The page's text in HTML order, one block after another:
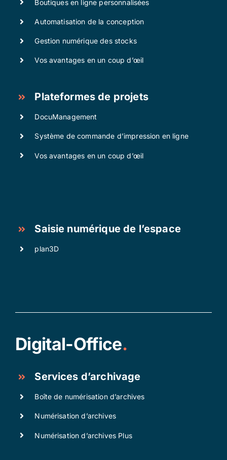
Boutiques en ligne personnalisées
Automatisation de la conception
Gestion numérique des stocks
Vos avantages en un coup d’œil
Plateformes de projets
DocuManagement
Système de commande d’impression en ligne
Vos avantages en un coup d’œil
Saisie numérique de l’espace
plan3D
Digital-Office.
Services d’archivage
Boîte de numérisation d’archives
Numérisation d’archives
Numérisation d’archives Plus